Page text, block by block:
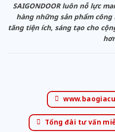
SAIGONDOOR luôn nỗ lực
hàng những sản phẩm
tăng tiện ích, sáng tạo cho
Tổng đài tư vấn